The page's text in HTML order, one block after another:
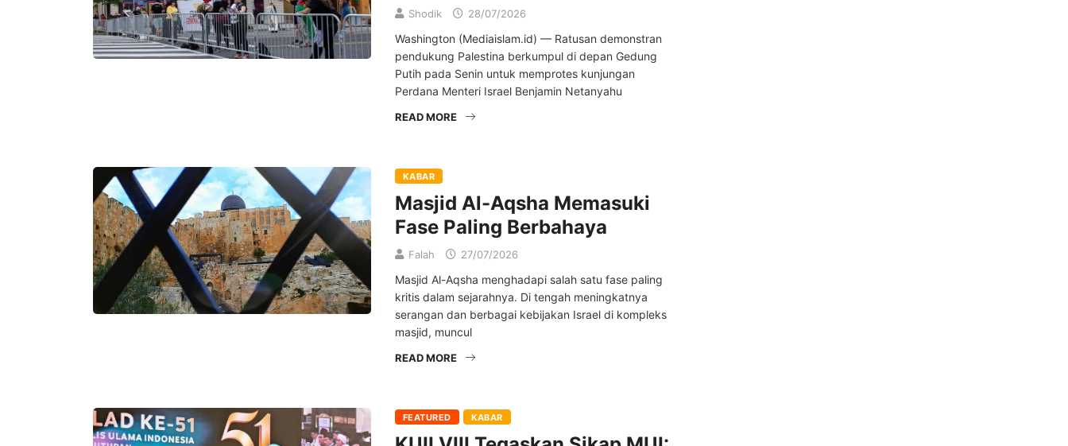
Shodik 28/07/2026
Washington (Mediaislam.id) — Ratusan demonstran
pendukung Palestina berkumpul di depan Gedung
Putih pada Senin untuk memprotes kunjungan
Perdana Menteri Israel Benjamin Netanyahu
READ MORE
KABAR
Masjid Al-Aqsha Memasuki
Fase Paling Berbahaya
Falah 27/07/2026
Masjid Al-Aqsha menghadapi salah satu fase paling
kritis dalam sejarahnya. Di tengah meningkatnya
serangan dan berbagai kebijakan Israel di kompleks
masjid, muncul
READ MORE
FEATURED KABAR